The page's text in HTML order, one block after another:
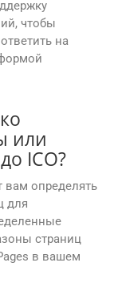
чтобы
на
или
ICO?
вам определять
для
страниц
в вашем